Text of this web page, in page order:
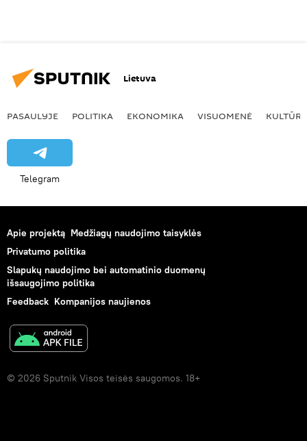
Lietuva
PASAULYJE POLITIKA EKONOMIKA VISUOMENĖ KULTŪRA
Telegram
Apie projektą Medžiagų naudojimo taisyklės
Privatumo politika
Slapukų naudojimo bei automatinio duomenų
išsaugojimo politika
Feedback Kompanijos naujienos
© 2026 Sputnik Visos teisės saugomos. 18+